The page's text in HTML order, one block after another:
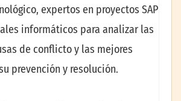
expertos en proyectos SAP
informáticos para analizar las
de conflicto y las mejores
prevención y resolución.